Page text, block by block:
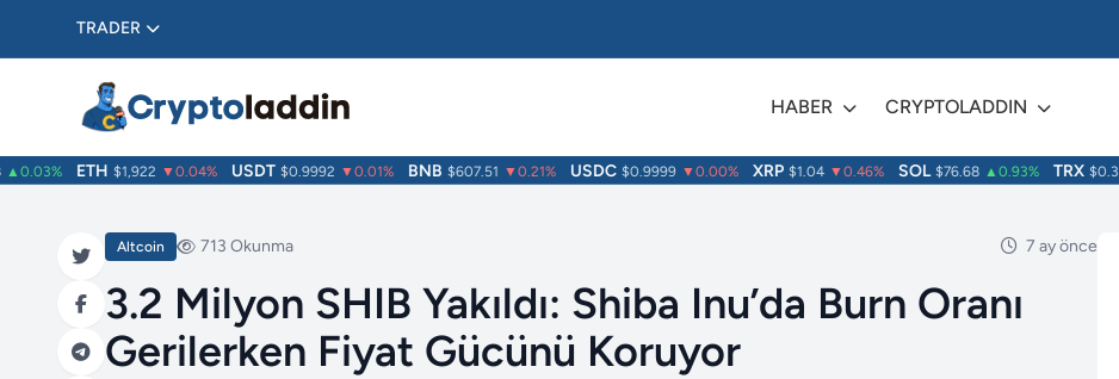
TRADER
HABER CRYPTOLADDIN
ETH $1,922 ▼0.04% USDT $0.9992 ▼0.01% BNB $607.51 ▼0.21% USDC $0.9999 ▼0.00% XRP $1.04 ▼0.46% SOL $76.68 ▲0.93% TRX $0.3299
Altcoin 713 Okunma 7 ay önce
3.2 Milyon SHIB Yakıldı: Shiba Inu’da Burn Oranı
Gerilerken Fiyat Gücünü Koruyor